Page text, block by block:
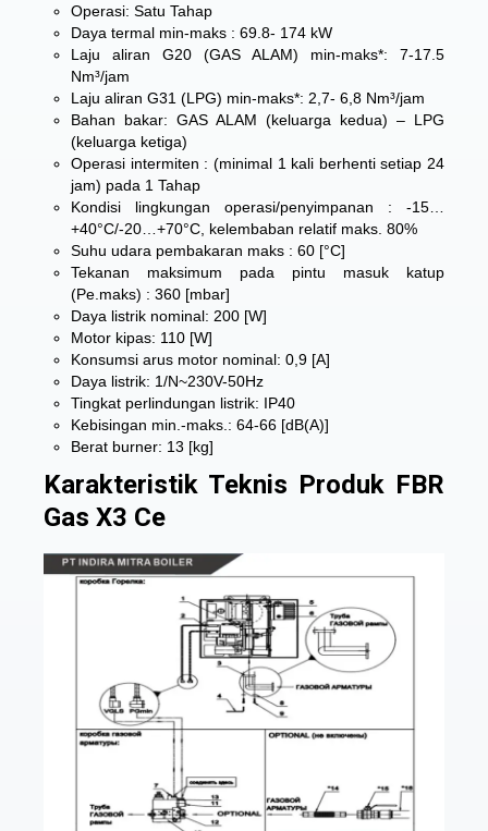
Operasi: Satu Tahap
Daya termal min-maks : 69.8- 174 kW
Laju aliran G20 (GAS ALAM) min-maks*: 7-17.5
Nm³/jam
Laju aliran G31 (LPG) min-maks*: 2,7- 6,8 Nm³/jam
Bahan bakar: GAS ALAM (keluarga kedua) – LPG
(keluarga ketiga)
Operasi intermiten : (minimal 1 kali berhenti setiap 24
jam) pada 1 Tahap
Kondisi lingkungan operasi/penyimpanan : -15…
+40°C/-20…+70°C, kelembaban relatif maks. 80%
Suhu udara pembakaran maks : 60 [°C]
Tekanan maksimum pada pintu masuk katup
(Pe.maks) : 360 [mbar]
Daya listrik nominal: 200 [W]
Motor kipas: 110 [W]
Konsumsi arus motor nominal: 0,9 [A]
Daya listrik: 1/N~230V-50Hz
Tingkat perlindungan listrik: IP40
Kebisingan min.-maks.: 64-66 [dB(A)]
Berat burner: 13 [kg]
Karakteristik Teknis Produk FBR
Gas X3 Ce